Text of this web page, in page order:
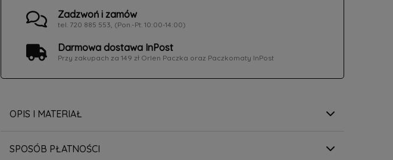
Zadzwoń i zamów
tel. 720 885 553, (Pon.-Pt. 10:00-14:00)
Darmowa dostawa InPost
Przy zakupach za 149 zł Orlen Paczka oraz Paczkomaty InPost
OPIS I MATERIAŁ
SPOSÓB PŁATNOŚCI